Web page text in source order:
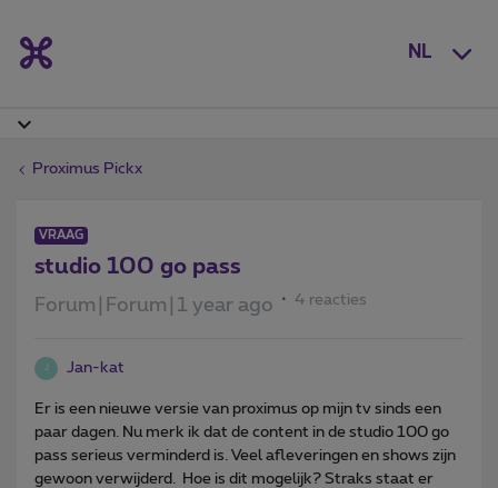
NL
Proximus Pickx
VRAAG
studio 100 go pass
Forum|Forum|1 year ago 4 reacties
J Jan-kat
Er is een nieuwe versie van proximus op mijn tv sinds een
paar dagen. Nu merk ik dat de content in de studio 100 go
pass serieus verminderd is. Veel afleveringen en shows zijn
gewoon verwijderd. Hoe is dit mogelijk? Straks staat er